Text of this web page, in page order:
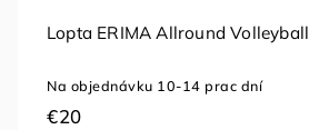
Lopta ERIMA Allround Volleyball
Na objednávku 10-14 prac dní
€20